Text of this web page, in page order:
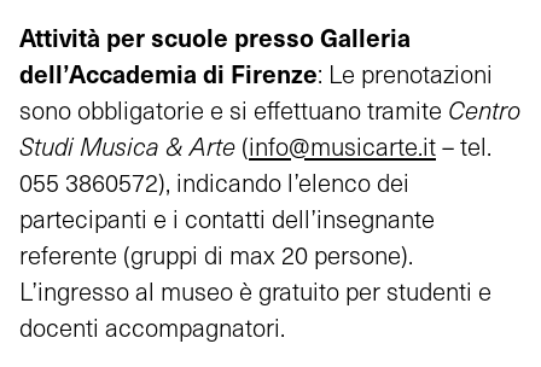
Attività per scuole presso Galleria
dell’Accademia di Firenze: Le prenotazioni
sono obbligatorie e si effettuano tramite Centro
Studi Musica & Arte (info@musicarte.it– tel.
055 3860572), indicando l’elenco dei
partecipanti e i contatti dell’insegnante
referente (gruppi di max 20 persone).
L’ingresso al museo è gratuito per studenti e
docenti accompagnatori.